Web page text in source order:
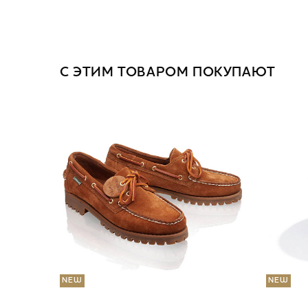
С ЭТИМ ТОВАРОМ ПОКУПАЮТ
NEW NEW